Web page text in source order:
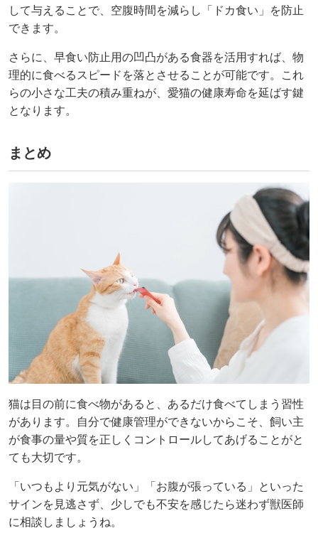
して与えることで、空腹時間を減らし「ドカ食い」を防止
できます。
さらに、早食い防止用の凹凸がある食器を活用すれば、物
理的に食べるスピードを落とさせることが可能です。これ
らの小さな工夫の積み重ねが、愛猫の健康寿命を延ばす鍵
となります。
まとめ
猫は目の前に食べ物があると、あるだけ食べてしまう習性
があります。自分で健康管理ができないからこそ、飼い主
が食事の量や質を正しくコントロールしてあげることがと
ても大切です。
「いつもより元気がない」「お腹が張っている」といった
サインを見逃さず、少しでも不安を感じたら迷わず獣医師
に相談しましょうね。